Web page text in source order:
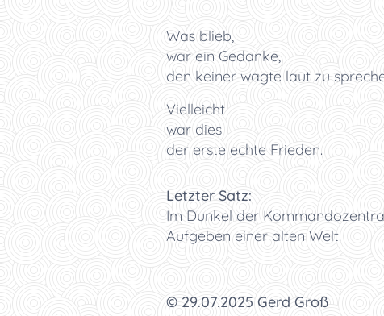
Was blieb,
war ein Gedanke,
den keiner wagte laut zu
Vielleicht
war dies
der erste echte Frieden.
Letzter Satz:
Im Dunkel der
Aufgeben einer alten Welt.
© 29.07.2025 Gerd Groß